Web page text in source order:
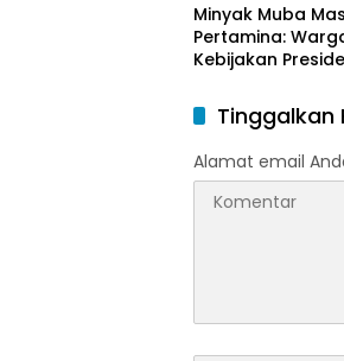
Minyak Muba
Pertamina:
Kebijakan
Tinggalkan
Alamat email